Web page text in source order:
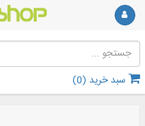
سبد خرید (0
)